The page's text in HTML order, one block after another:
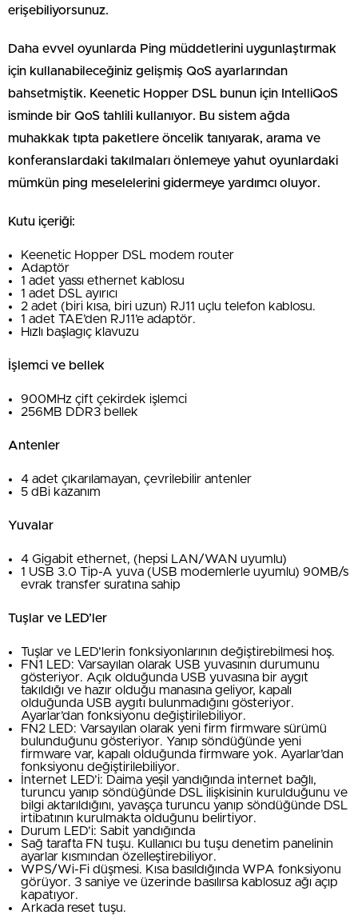
erişebiliyorsunuz.
Daha evvel oyunlarda Ping müddetlerini uygunlaştırmak
için kullanabileceğiniz gelişmiş QoS ayarlarından
bahsetmiştik. Keenetic Hopper DSL bunun için IntelliQoS
isminde bir QoS tahlili kullanıyor. Bu sistem ağda
muhakkak tıpta paketlere öncelik tanıyarak, arama ve
konferanslardaki takılmaları önlemeye yahut oyunlardaki
mümkün ping meselelerini gidermeye yardımcı oluyor.
Kutu içeriği:
Keenetic Hopper DSL modem router
Adaptör
1 adet yassı ethernet kablosu
1 adet DSL ayırıcı
2 adet (biri kısa, biri uzun) RJ11 uçlu telefon kablosu.
1 adet TAE’den RJ11’e adaptör.
Hızlı başlagıç klavuzu
İşlemci ve bellek
900MHz çift çekirdek işlemci
256MB DDR3 bellek
Antenler
4 adet çıkarılamayan, çevrilebilir antenler
5 dBi kazanım
Yuvalar
4 Gigabit ethernet, (hepsi LAN/WAN uyumlu)
1 USB 3.0 Tip-A yuva (USB modemlerle uyumlu) 90MB/s
evrak transfer suratına sahip
Tuşlar ve LED’ler
Tuşlar ve LED’lerin fonksiyonlarının değiştirebilmesi hoş.
FN1 LED: Varsayılan olarak USB yuvasının durumunu
gösteriyor. Açık olduğunda USB yuvasına bir aygıt
takıldığı ve hazır olduğu manasına geliyor, kapalı
olduğunda USB aygıtı bulunmadığını gösteriyor.
Ayarlar’dan fonksiyonu değiştirilebiliyor.
FN2 LED: Varsayılan olarak yeni firm firmware sürümü
bulunduğunu gösteriyor. Yanıp söndüğünde yeni
firmware var, kapalı olduğunda firmware yok. Ayarlar’dan
fonksiyonu değiştirilebiliyor.
İnternet LED’i: Daima yeşil yandığında internet bağlı,
turuncu yanıp söndüğünde DSL ilişkisinin kurulduğunu ve
bilgi aktarıldığını, yavaşça turuncu yanıp söndüğünde DSL
irtibatının kurulmakta olduğunu belirtiyor.
Durum LED’i: Sabit yandığında
Sağ tarafta FN tuşu. Kullanıcı bu tuşu denetim panelinin
ayarlar kısmından özelleştirebiliyor.
WPS/Wi-Fi düşmesi. Kısa basıldığında WPA fonksiyonu
görüyor. 3 saniye ve üzerinde basılırsa kablosuz ağı açıp
kapatıyor.
Arkada reset tuşu.